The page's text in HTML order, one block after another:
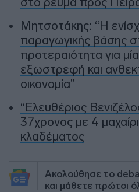
Μητσοτάκης: “Η
παραγωγικής βάσης
προτεραιότητα για
εξωστρεφή και
οικονομία”
“Ελευθέριος
37χρονος με 4
κλαδέματος
Ακολούθησε το
και μάθετε πρώτοι